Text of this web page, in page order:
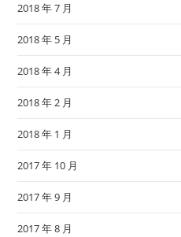
2018 年 7 月
2018 年 5 月
2018 年 4 月
2018 年 2 月
2018 年 1 月
2017 年 10 月
2017 年 9 月
2017 年 8 月